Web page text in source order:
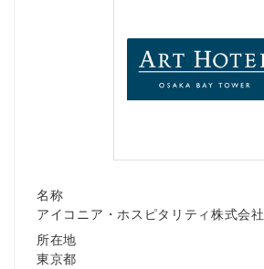
名称
アイコニア・ホスピタリティ株式会社
所在地
東京都